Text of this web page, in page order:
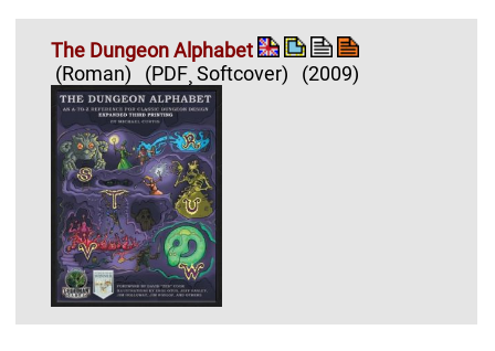
The Dungeon Alphabet
(Roman)
(PDF¸ Softcover) (2009)